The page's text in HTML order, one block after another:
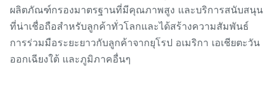
ผลิตภัณฑ์กรองมาตรฐานที่มีคุณภาพสูง และบริการสนับสนุน
ที่น่าเชื่อถือสําหรับลูกค้าทั่วโลกและได้สร้างความสัมพันธ์
การร่วมมือระยะยาวกับลูกค้าจากยุโรป อเมริกา เอเชียตะวัน
ออกเฉียงใต้ และภูมิภาคอื่นๆ